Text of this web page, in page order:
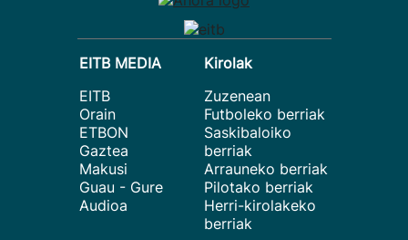
EITB MEDIA
EITB
Orain
ETBON
Gaztea
Makusi
Guau - Gure
Audioa
Kirolak
Zuzenean
Futboleko berriak
Saskibaloiko
berriak
Arrauneko berriak
Pilotako berriak
Herri-kirolakeko
berriak